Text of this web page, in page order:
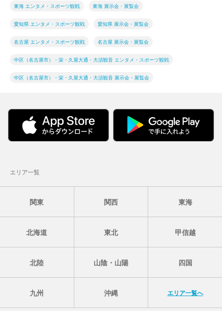
東海 エンタメ・スポーツ観戦 東海 展示会・展覧会
愛知県 エンタメ・スポーツ観戦 愛知県 展示会・展覧会
名古屋 エンタメ・スポーツ観戦 名古屋 展示会・展覧会
中区（名古屋市）・栄・久屋大通・大須観音 エンタメ・スポーツ観戦
中区（名古屋市）・栄・久屋大通・大須観音 展示会・展覧会
エリア一覧
関東 関西 東海
北海道 東北 甲信越
北陸 山陰・山陽 四国
九州 沖縄 エリア一覧へ